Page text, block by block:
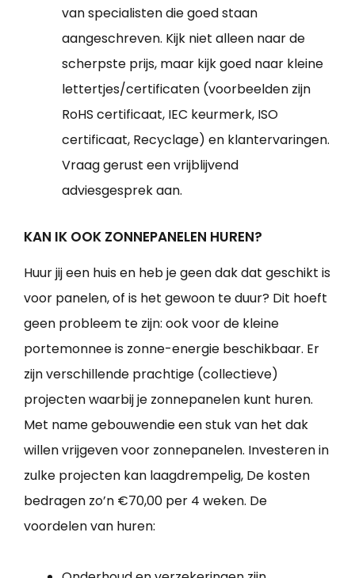
van specialisten die goed staan
aangeschreven. Kijk niet alleen naar de
scherpste prijs, maar kijk goed naar kleine
lettertjes/certificaten (voorbeelden zijn
RoHS certificaat, IEC keurmerk, ISO
certificaat, Recyclage) en klantervaringen.
Vraag gerust een vrijblijvend
adviesgesprek aan.
KAN IK OOK ZONNEPANELEN HUREN?
Huur jij een huis en heb je geen dak dat geschikt is
voor panelen, of is het gewoon te duur? Dit hoeft
geen probleem te zijn: ook voor de kleine
portemonnee is zonne-energie beschikbaar. Er
zijn verschillende prachtige (collectieve)
projecten waarbij je zonnepanelen kunt huren.
Met name gebouwendie een stuk van het dak
willen vrijgeven voor zonnepanelen. Investeren in
zulke projecten kan laagdrempelig, De kosten
bedragen zo’n €70,00 per 4 weken. De
voordelen van huren: